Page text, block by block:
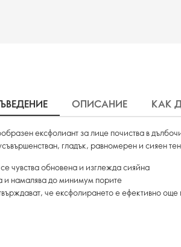
ОПИСАНИЕ КАК
ексфолиант за лице почиства в
гладък, равномерен и сияен
чувства обновена и изглежда сияйна
и намалява до минимум порите
че ексфолирането е ефективно още